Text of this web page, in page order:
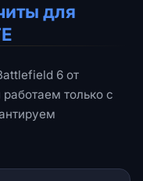
для
6 от
только с